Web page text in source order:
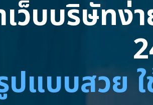
เว็บบริษัทง่
ปแบบสวย